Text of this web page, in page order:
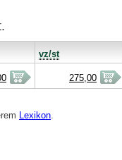
vz/st
275,00
Lexikon.